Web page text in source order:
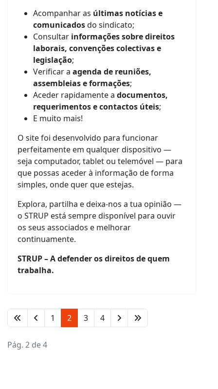
Acompanhar as últimas notícias e
comunicadosdo sindicato;
Consultar informações sobre direitos
laborais, convenções colectivas e
legislação;
Verificar a agenda de reuniões,
assembleias e formações;
Aceder rapidamente a documentos,
requerimentos e contactos úteis;
E muito mais!
O site foi desenvolvido para funcionar
perfeitamente em qualquer dispositivo —
seja computador, tablet ou telemóvel — para
que possas aceder à informação de forma
simples, onde quer que estejas.
Explora, partilha e deixa-nos a tua opinião —
o STRUP está sempre disponível para ouvir
os seus associados e melhorar
continuamente.
STRUP – A defender os direitos de quem
trabalha.
1 2 3 4
Pág. 2 de 4